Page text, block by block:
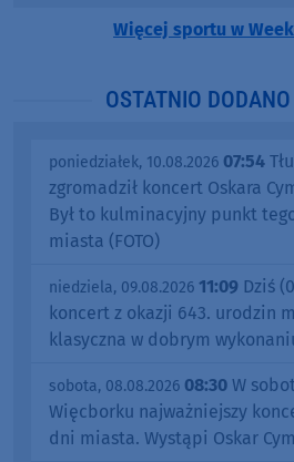
Więcej sportu w
OSTATNIO DODANO
poniedziałek, 10.08.2026 07:54
zgromadził koncert Oskara
Był to kulminacyjny punkt
miasta (FOTO)
niedziela, 09.08.2026 11:09 Dziś
koncert z okazji 643. urodzin
klasyczna w dobrym
sobota, 08.08.2026 08:30 W
Więcborku najważniejszy
dni miasta. Wystąpi Oskar